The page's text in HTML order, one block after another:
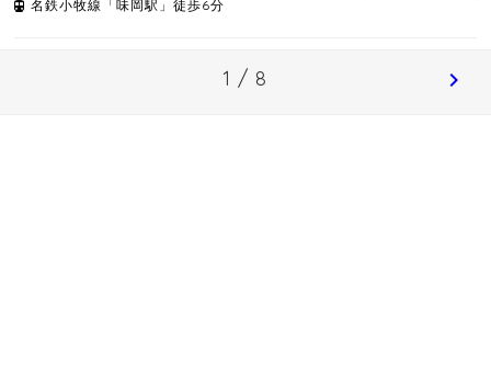
名鉄小牧線「味岡駅」徒歩6分
1 / 8 chevron_right